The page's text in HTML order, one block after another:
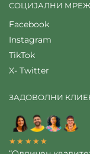
СОЦИЈАЛНИ
Facebook
Instagram
TikTok
X- Twitter
ЗАДОВОЛНИ
★★★★★